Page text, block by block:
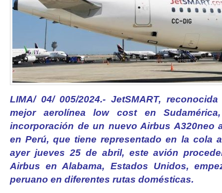
LIMA/ 04/ 005/2024.- JetSMART,
mejor aerolínea low cost en
incorporación de un nuevo Airbus A320neo
en Perú, que tiene representado en la cola
ayer jueves 25 de abril, este avión
Airbus en Alabama, Estados Unidos,
peruano en diferentes rutas domésticas.